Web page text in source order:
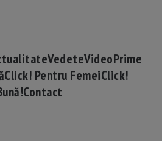
VedeteVideoPrime
Click! Pentru FemeiClick!
Contact